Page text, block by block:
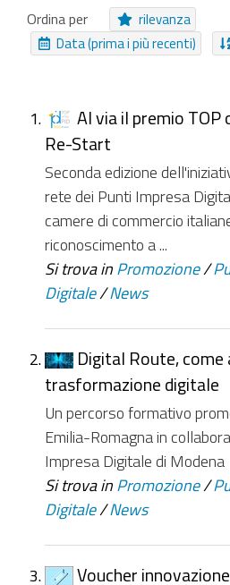
Immagine
Cartella Approfondimento
EasyForm
Pagamento
Collezione Inviabile
NUOVI ELEMENTI DA
Da ieri
Nell'ultima
Nell'ultimo mese
Da
Ordina per
rilevanza
Data (prima i più recenti)
Al via il premio TOP
Re-Start
Seconda edizione
rete dei Punti Impresa
camere di commercio
riconoscimento a ...
Si trova in Promozione /
Digitale /News
Digital Route,
trasformazione digitale
Un percorso formativo
Emilia-Romagna in
Impresa Digitale di Modena
Si trova in Promozione /
Digitale /News
Voucher innovazione